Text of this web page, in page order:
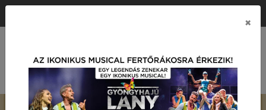
MENÜ
×